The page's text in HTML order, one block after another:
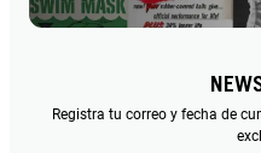
Registra tu correo y fecha de